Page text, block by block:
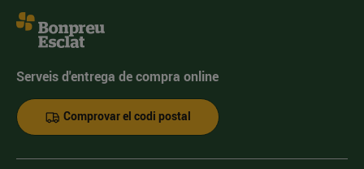
Serveis d'entrega de compra online
Comprovar el codi postal